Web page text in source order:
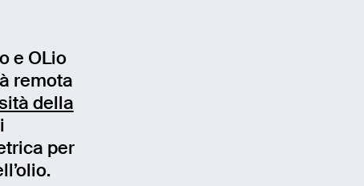
e OLio
remota
della
per